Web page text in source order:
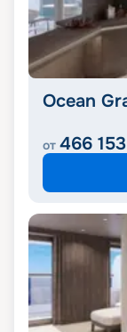
Ocean
от 466 153